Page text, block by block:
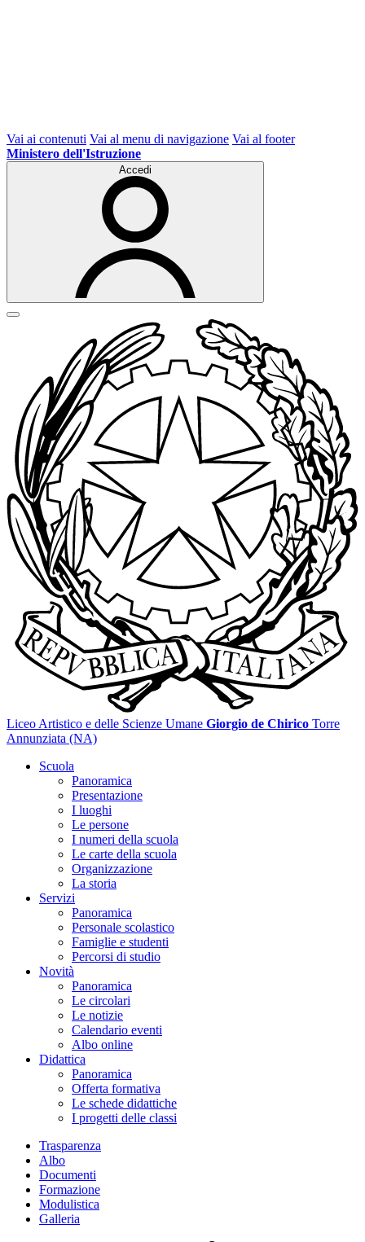
Vai ai contenuti Vai al menu di navigazione Vai al footer
Ministero dell'Istruzione
Accedi
Liceo Artistico e delle Scienze Umane Giorgio de Chirico Torre
Annunziata (NA)
Scuola
Panoramica
Presentazione
I luoghi
Le persone
I numeri della scuola
Le carte della scuola
Organizzazione
La storia
Servizi
Panoramica
Personale scolastico
Famiglie e studenti
Percorsi di studio
Novità
Panoramica
Le circolari
Le notizie
Calendario eventi
Albo online
Didattica
Panoramica
Offerta formativa
Le schede didattiche
I progetti delle classi
Trasparenza
Albo
Documenti
Formazione
Modulistica
Galleria